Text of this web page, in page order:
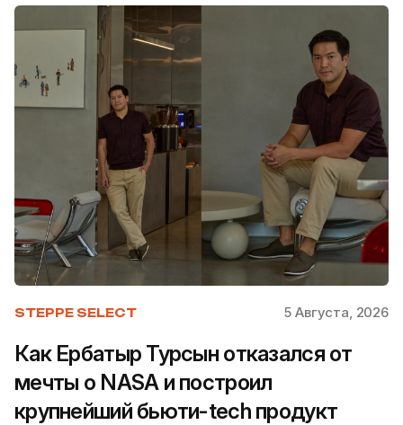
STEPPE SELECT 5 Августа, 2026
Как Ербатыр Турсын отказался от
мечты о NASA и построил
крупнейший бьюти-tech продукт